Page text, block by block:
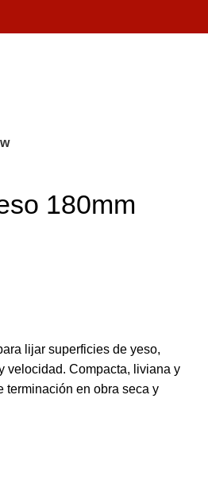
180mm
lijar superficies de yeso,
velocidad. Compacta, liviana y
terminación en obra seca y